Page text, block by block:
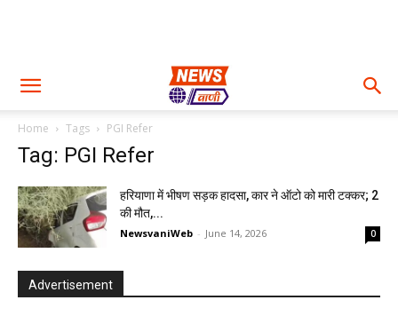
Home Tags PGI Refer
Tag: PGI Refer
हरियाणा में भीषण सड़क हादसा, कार ने ऑटो को मारी टक्कर; 2
की मौत,...
NewsvaniWeb - June 14, 2026 0
Advertisement